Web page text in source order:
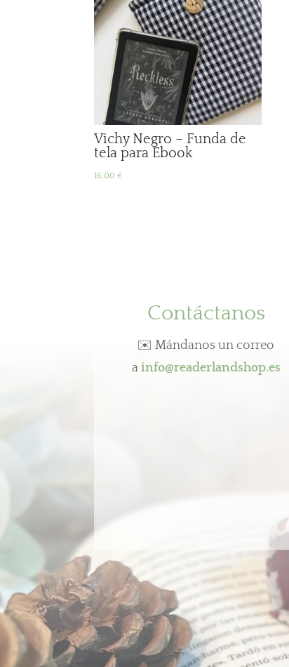
Vichy Negro – Funda de
tela para Ebook
16,00€
Contáctanos
✉️ Mándanos un correo
a info@readerlandshop.es